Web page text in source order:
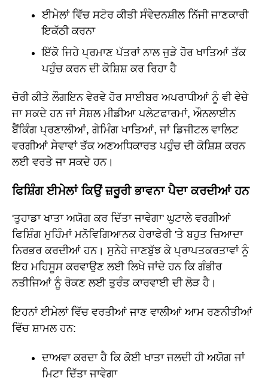
ਈਮੇਲਾਂ ਵਿੱਚ ਸਟੋਰ ਕੀਤੀ ਸੰਵੇਦਨਸ਼ੀਲ ਨਿੱਜੀ ਜਾਣਕਾਰੀ
ਇਕੱਠੀ ਕਰਨਾ
ਇੱਕੋ ਜਿਹੇ ਪ੍ਰਮਾਣ ਪੱਤਰਾਂ ਨਾਲ ਜੁੜੇ ਹੋਰ ਖਾਤਿਆਂ ਤੱਕ
ਪਹੁੰਚ ਕਰਨ ਦੀ ਕੋਸ਼ਿਸ਼ ਕਰ ਰਿਹਾ ਹੈ
ਚੋਰੀ ਕੀਤੇ ਲੌਗਇਨ ਵੇਰਵੇ ਹੋਰ ਸਾਈਬਰ ਅਪਰਾਧੀਆਂ ਨੂੰ ਵੀ ਵੇਚੇ
ਜਾ ਸਕਦੇ ਹਨ ਜਾਂ ਸੋਸ਼ਲ ਮੀਡੀਆ ਪਲੇਟਫਾਰਮਾਂ, ਔਨਲਾਈਨ
ਬੈਂਕਿੰਗ ਪ੍ਰਣਾਲੀਆਂ, ਗੇਮਿੰਗ ਖਾਤਿਆਂ, ਜਾਂ ਡਿਜੀਟਲ ਵਾਲਿਟ
ਵਰਗੀਆਂ ਸੇਵਾਵਾਂ ਤੱਕ ਅਣਅਧਿਕਾਰਤ ਪਹੁੰਚ ਦੀ ਕੋਸ਼ਿਸ਼ ਕਰਨ
ਲਈ ਵਰਤੇ ਜਾ ਸਕਦੇ ਹਨ।
ਫਿਸ਼ਿੰਗ ਈਮੇਲਾਂ ਕਿਉਂ ਜ਼ਰੂਰੀ ਭਾਵਨਾ ਪੈਦਾ ਕਰਦੀਆਂ ਹਨ
'ਤੁਹਾਡਾ ਖਾਤਾ ਅਯੋਗ ਕਰ ਦਿੱਤਾ ਜਾਵੇਗਾ' ਘੁਟਾਲੇ ਵਰਗੀਆਂ
ਫਿਸ਼ਿੰਗ ਮੁਹਿੰਮਾਂ ਮਨੋਵਿਗਿਆਨਕ ਹੇਰਾਫੇਰੀ 'ਤੇ ਬਹੁਤ ਜ਼ਿਆਦਾ
ਨਿਰਭਰ ਕਰਦੀਆਂ ਹਨ। ਸੁਨੇਹੇ ਜਾਣਬੁੱਝ ਕੇ ਪ੍ਰਾਪਤਕਰਤਾਵਾਂ ਨੂੰ
ਇਹ ਮਹਿਸੂਸ ਕਰਵਾਉਣ ਲਈ ਲਿਖੇ ਜਾਂਦੇ ਹਨ ਕਿ ਗੰਭੀਰ
ਨਤੀਜਿਆਂ ਨੂੰ ਰੋਕਣ ਲਈ ਤੁਰੰਤ ਕਾਰਵਾਈ ਦੀ ਲੋੜ ਹੈ।
ਇਹਨਾਂ ਈਮੇਲਾਂ ਵਿੱਚ ਵਰਤੀਆਂ ਜਾਣ ਵਾਲੀਆਂ ਆਮ ਰਣਨੀਤੀਆਂ
ਵਿੱਚ ਸ਼ਾਮਲ ਹਨ:
ਦਾਅਵਾ ਕਰਦਾ ਹੈ ਕਿ ਕੋਈ ਖਾਤਾ ਜਲਦੀ ਹੀ ਅਯੋਗ ਜਾਂ
ਮਿਟਾ ਦਿੱਤਾ ਜਾਵੇਗਾ